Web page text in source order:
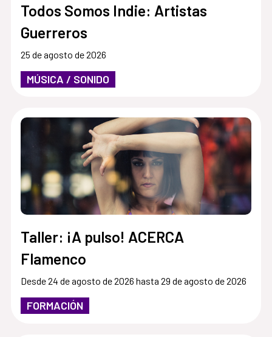
Todos Somos Indie: Artistas
Guerreros
25 de agosto de 2026
MÚSICA / SONIDO
Taller: ¡A pulso! ACERCA
Flamenco
Desde 24 de agosto de 2026 hasta 29 de agosto de 2026
FORMACIÓN